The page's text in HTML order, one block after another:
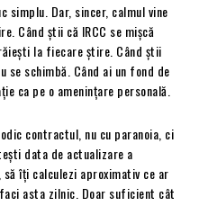
simplu. Dar, sincer, calmul vine
Când știi că IRCC se mișcă
la fiecare știre. Când știi
se schimbă. Când ai un fond de
ca pe o amenințare personală.
contractul, nu cu paranoia, ci
data de actualizare a
îți calculezi aproximativ ce ar
asta zilnic. Doar suficient cât